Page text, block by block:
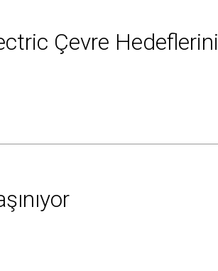
Çevre Hedeflerini